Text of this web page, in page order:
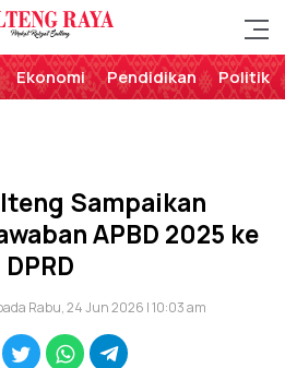
Sulteng Raya
Rakyat Sulteng
Ekonomi Pendidikan Politik
Sampaikan
APBD 2025 ke
DPRD
Rabu, 24 Jun 2026 | 10:03 am